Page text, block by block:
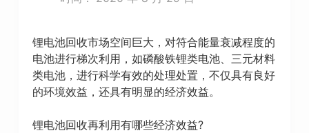
锂电池回收市场空间巨大，对符合能量衰减程度的
电池进行梯次利用，如磷酸铁锂类电池、三元材料
类电池，进行科学有效的处理处置，不仅具有良好
的环境效益，还具有明显的经济效益。
锂电池回收再利用有哪些经济效益?